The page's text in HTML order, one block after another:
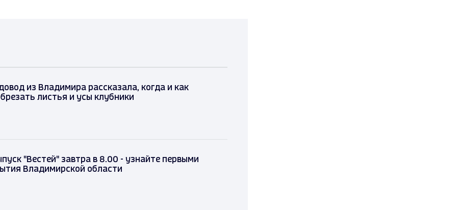
из Владимира рассказала, когда и как
листья и усы клубники
"Вестей" завтра в 8.00 - узнайте первыми
Владимирской области